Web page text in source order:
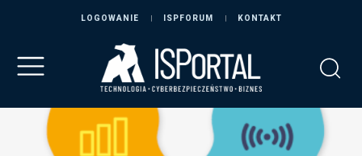
LOGOWANIE ISPFORUM KONTAKT